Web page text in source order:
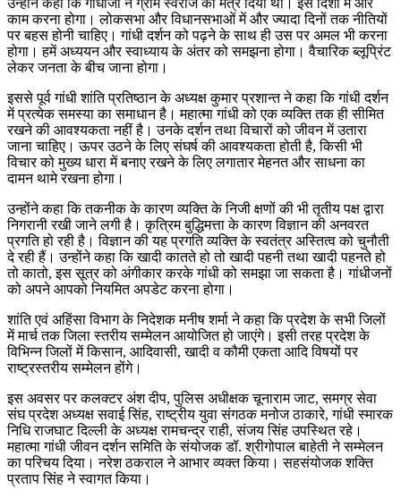
काम करना होगा। लोकसभा और विधानसभाओं में और ज्यादा दिनों तक नीतियों
पर बहस होनी चाहिए। गांधी दर्शन को पढ़ने के साथ ही उस पर अमल भी करना
होगा। हमें अध्ययन और स्वाध्याय के अंतर को समझना होगा। वैचारिक ब्लूप्रिंट
लेकर जनता के बीच जाना होगा।
इससे पूर्व गांधी शांति प्रतिष्ठान के अध्यक्ष कुमार प्रशान्त ने कहा कि गांधी दर्शन
में प्रत्येक समस्या का समाधान है। महात्मा गांधी को एक व्यक्ति तक ही सीमित
रखने की आवश्यकता नहीं है। उनके दर्शन तथा विचारों को जीवन में उतारा
जाना चाहिए। ऊपर उठने के लिए संघर्ष की आवश्यकता होती है, किसी भी
विचार को मुख्य धारा में बनाए रखने के लिए लगातार मेहनत और साधना का
दामन थामे रखना होगा।
उन्होंने कहा कि तकनीक के कारण व्यक्ति के निजी क्षणों की भी तृतीय पक्ष द्वारा
निगरानी रखी जाने लगी है। कृत्रिम बुद्धिमत्ता के कारण विज्ञान की अनवरत
प्रगति हो रही है। विज्ञान की यह प्रगति व्यक्ति के स्वतंत्र अस्तित्व को चुनौती
दे रही हैं। उन्होंने कहा कि खादी कातते हो तो खादी पहनी तथा खादी पहनते हो
तो कातो, इस सूत्र को अंगीकार करके गांधी को समझा जा सकता है। गांधीजनों
को अपने आपको नियमित अपडेट करना होगा।
शांति एवं अहिंसा विभाग के निदेशक मनीष शर्मा ने कहा कि प्रदेश के सभी जिलों
में मार्च तक जिला स्तरीय सम्मेलन आयोजित हो जाएंगे। इसी तरह प्रदेश के
विभिन्न जिलों में किसान, आदिवासी, खादी व कौमी एकता आदि विषयों पर
राष्ट्रस्तरीय सम्मेलन होंगे।
इस अवसर पर कलक्टर अंश दीप, पुलिस अधीक्षक चूनाराम जाट, समग्र सेवा
संघ प्रदेश अध्यक्ष सवाई सिंह, राष्ट्रीय युवा संगठक मनोज ठाकारे, गांधी स्मारक
निधि राजघाट दिल्ली के अध्यक्ष रामचन्द्र राही, संजय सिंह उपस्थित रहे।
महात्मा गांधी जीवन दर्शन समिति के संयोजक डॉ. श्रीगोपाल बाहेती ने सम्मेलन
का परिचय दिया। नरेश ठकराल ने आभार व्यक्त किया। सहसंयोजक शक्ति
प्रताप सिंह ने स्वागत किया।